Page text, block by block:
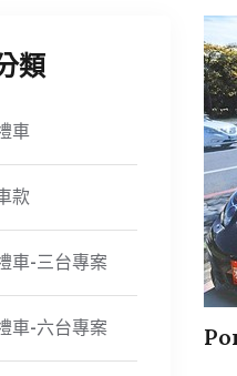
類
車
款
車-三台專案
車-六台專案